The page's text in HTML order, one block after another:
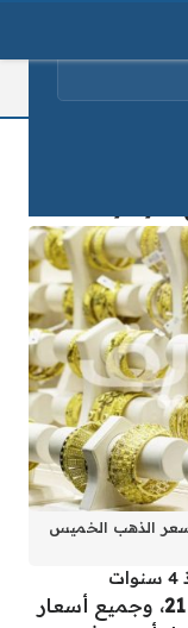
الذهب اليوم في الامارات عيار 21 وسعر الذهب الخميس
، وجميع أسعار